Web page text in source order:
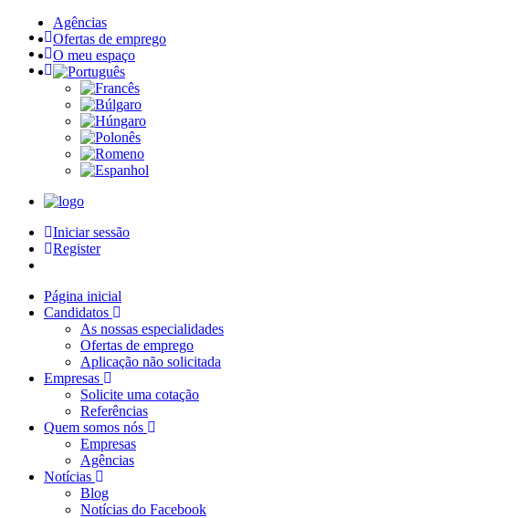
Agências
Ofertas de emprego
O meu espaço
Iniciar sessão
Register
Página inicial
Candidatos
As nossas especialidades
Ofertas de emprego
Aplicação não solicitada
Empresas
Solicite uma cotação
Referências
Quem somos nós
Empresas
Agências
Notícias
Blog
Notícias do Facebook